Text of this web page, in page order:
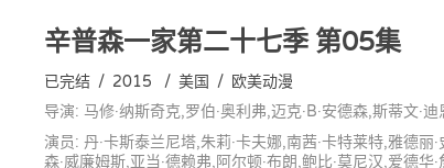
辛普森一家第二十七季第05集
已完结 / 2015 / 美国 / 欧美动漫
导演: 马修·纳斯奇克,罗伯·奥利弗,迈克·B·安德森,斯蒂文·
演员: 丹·卡斯泰兰尼塔,朱莉·卡夫娜,南茜·卡特莱特,雅德丽
森·威廉姆斯,亚当·德赖弗,阿尔顿·布朗,鲍比·莫尼汉,爱德